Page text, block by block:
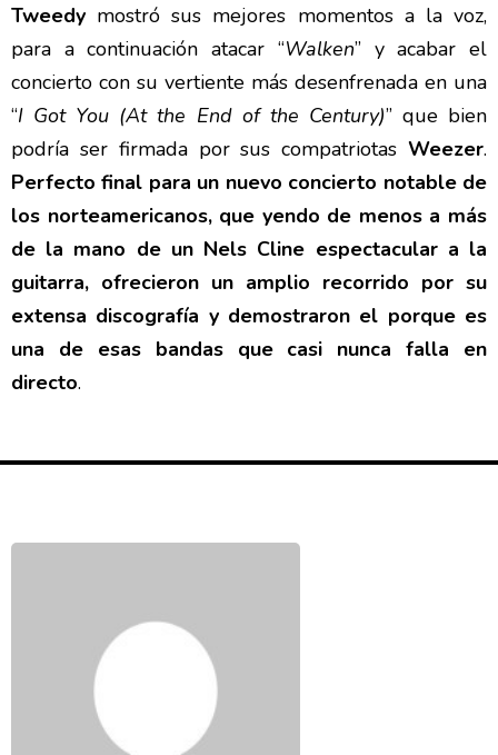
Tweedy mostró sus mejores momentos a la voz,
para a continuación atacar “Walken” y acabar el
concierto con su vertiente más desenfrenada en una
“I Got You (At the End of the Century)” que bien
podría ser firmada por sus compatriotas Weezer.
Perfecto final para un nuevo concierto notable de
los norteamericanos, que yendo de menos a más
de la mano de un Nels Cline espectacular a la
guitarra, ofrecieron un amplio recorrido por su
extensa discografía y demostraron el porque es
una de esas bandas que casi nunca falla en
directo.